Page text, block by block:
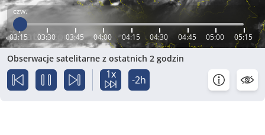
czw.
03:15 03:30 03:45 04:00 04:15 04:30 04:45 05:00 05:15
Obserwacje satelitarne z ostatnich 2 godzin
1x -2h